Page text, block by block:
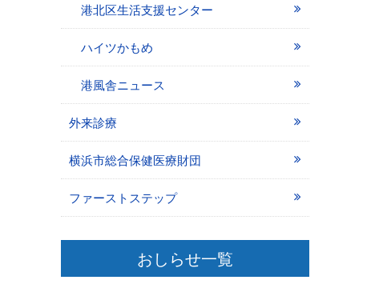
港北区生活支援センター
ハイツかもめ
港風舎ニュース
外来診療
横浜市総合保健医療財団
ファーストステップ
おしらせ一覧